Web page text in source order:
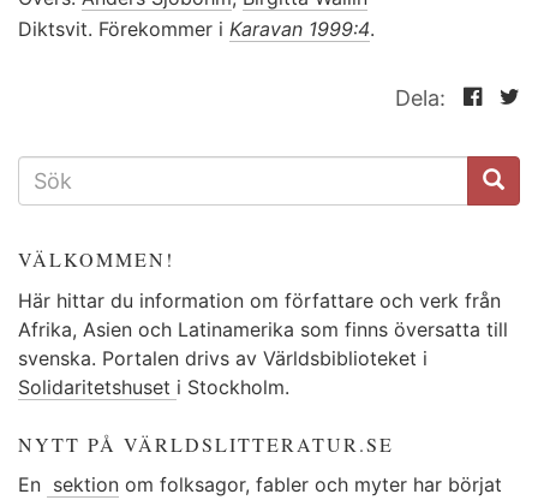
Diktsvit. Förekommer i Karavan 1999:4.
Dela:
SÖKFORMULÄR
VÄLKOMMEN!
Här hittar du information om författare och verk från
Afrika, Asien och Latinamerika som finns översatta till
svenska. Portalen drivs av Världsbiblioteket i
Solidaritetshuset i Stockholm.
NYTT PÅ VÄRLDSLITTERATUR.SE
En sektion om folksagor, fabler och myter har börjat